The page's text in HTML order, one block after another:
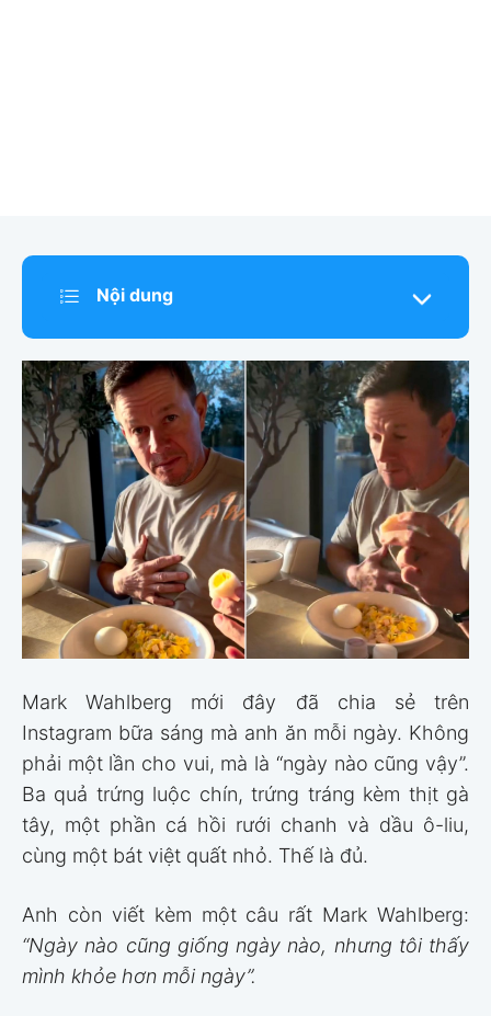
Nội dung
Mark Wahlberg mới đây đã chia sẻ trên
Instagram bữa sáng mà anh ăn mỗi ngày. Không
phải một lần cho vui, mà là “ngày nào cũng vậy”.
Ba quả trứng luộc chín, trứng tráng kèm thịt gà
tây, một phần cá hồi rưới chanh và dầu ô-liu,
cùng một bát việt quất nhỏ. Thế là đủ.
Anh còn viết kèm một câu rất Mark Wahlberg:
“Ngày nào cũng giống ngày nào, nhưng tôi thấy
mình khỏe hơn mỗi ngày”.